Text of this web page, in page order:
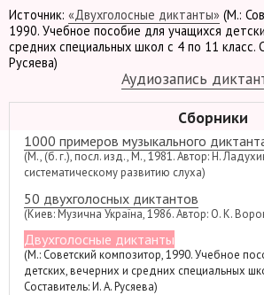
Источник: «Двухголосные диктанты» (М.:
1990. Учебное пособие для учащихся
средних специальных школ с 4 по 11 класс.
Русяева)
Аудиозапись
Сборники
1000 примеров музыкального
(М., (б. г.), посл. изд., М., 1981. Автор: Н.
систематическому развитию слуха)
50 двухголосных диктантов
(Киев: Музична Україна, 1986. Автор: О. К.
Двухголосные диктанты
(М.: Советский композитор, 1990. Учебное
детских, вечерних и средних специальных
Составитель: И. А. Русяева)